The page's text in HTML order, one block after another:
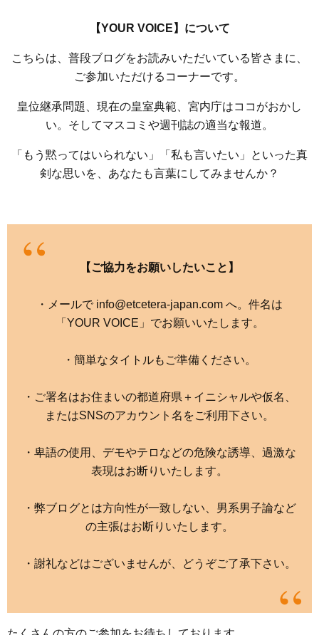
【YOUR VOICE】について
こちらは、普段ブログをお読みいただいている皆さまに、
ご参加いただけるコーナーです。
皇位継承問題、現在の皇室典範、宮内庁はココがおかし
い。そしてマスコミや週刊誌の適当な報道。
「もう黙ってはいられない」「私も言いたい」といった真
剣な思いを、あなたも言葉にしてみませんか？
【ご協力をお願いしたいこと】
・メールで info@etcetera-japan.com へ。件名は
「YOUR VOICE」でお願いいたします。
・簡単なタイトルもご準備ください。
・ご署名はお住まいの都道府県＋イニシャルや仮名、
またはSNSのアカウント名をご利用下さい。
・卑語の使用、デモやテロなどの危険な誘導、過激な
表現はお断りいたします。
・弊ブログとは方向性が一致しない、男系男子論など
の主張はお断りいたします。
・謝礼などはございませんが、どうぞご了承下さい。